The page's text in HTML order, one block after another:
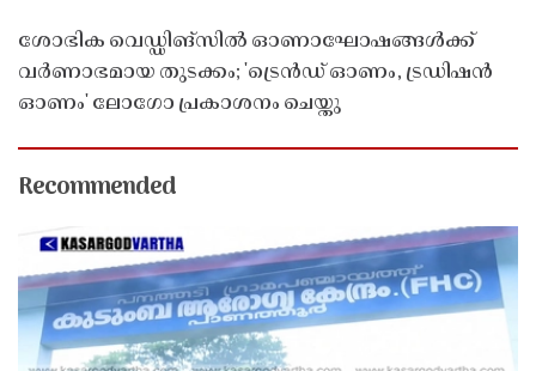
ശോഭിക വെഡ്ഡിങ്സിൽ ഓണാഘോഷങ്ങൾക്ക്
വർണാഭമായ തുടക്കം; 'ട്രെൻഡ് ഓണം, ട്രഡിഷൻ
ഓണം' ലോഗോ പ്രകാശനം ചെയ്തു
Recommended